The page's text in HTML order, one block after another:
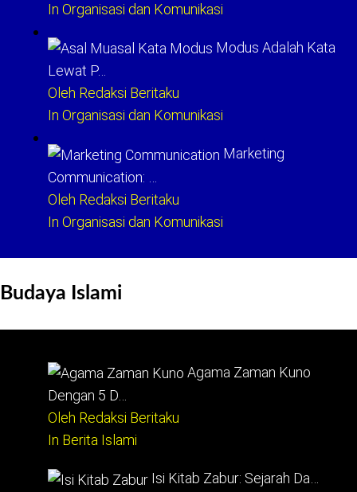
In Organisasi dan Komunikasi
Modus Adalah Kata
Lewat P…
Oleh Redaksi Beritaku
In Organisasi dan Komunikasi
Marketing
Communication: …
Oleh Redaksi Beritaku
In Organisasi dan Komunikasi
Budaya Islami
Agama Zaman Kuno
Dengan 5 D…
Oleh Redaksi Beritaku
In Berita Islami
Isi Kitab Zabur: Sejarah Da…